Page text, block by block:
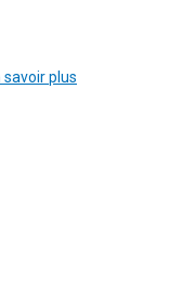
savoir plus